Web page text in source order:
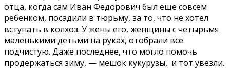
отца, когда сам Иван Федорович был еще совсем
ребенком, посадили в тюрьму, за то, что не хотел
вступать в колхоз. У жены его, женщины с четырьмя
маленькими детьми на руках, отобрали все
подчистую. Даже последнее, что могло помочь
продержаться зиму, — мешок кукурузы, и тот увезли.